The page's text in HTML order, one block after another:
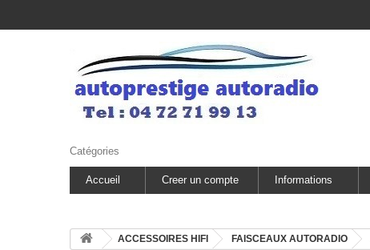
Catégories
Accueil Creer un compte Informations
ACCESSOIRES HIFI FAISCEAUX AUTORADIO